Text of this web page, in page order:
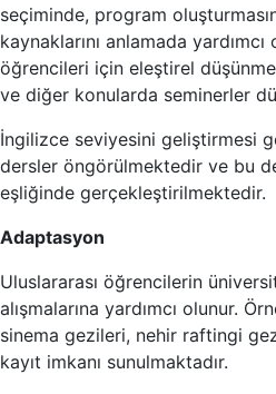
seçiminde, program
kaynaklarını anlamada yardımcı
öğrencileri için eleştirel
ve diğer konularda seminerler
İngilizce seviyesini geliştirmesi
dersler öngörülmektedir ve bu
eşliğinde gerçekleştirilmektedir.
Adaptasyon
Uluslararası öğrencilerin
alışmalarına yardımcı olunur.
sinema gezileri, nehir raftingi
kayıt imkanı sunulmaktadır.